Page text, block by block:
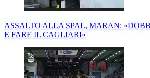
ASSALTO ALLA SPAL, MARAN:
E FARE IL CAGLIARI»